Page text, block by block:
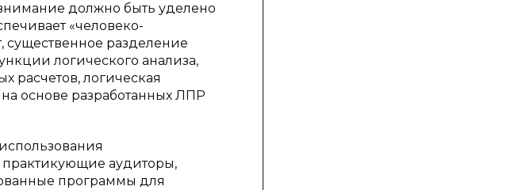
должно быть уделено
«человеко-
разделение
логического анализа,
расчетов, логическая
основе разработанных ЛПР
практикующие аудиторы,
программы для